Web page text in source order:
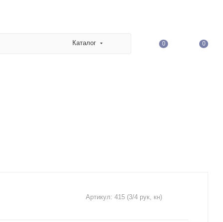
Каталог 0 0
Артикул: 415 (3/4 рук, кн)